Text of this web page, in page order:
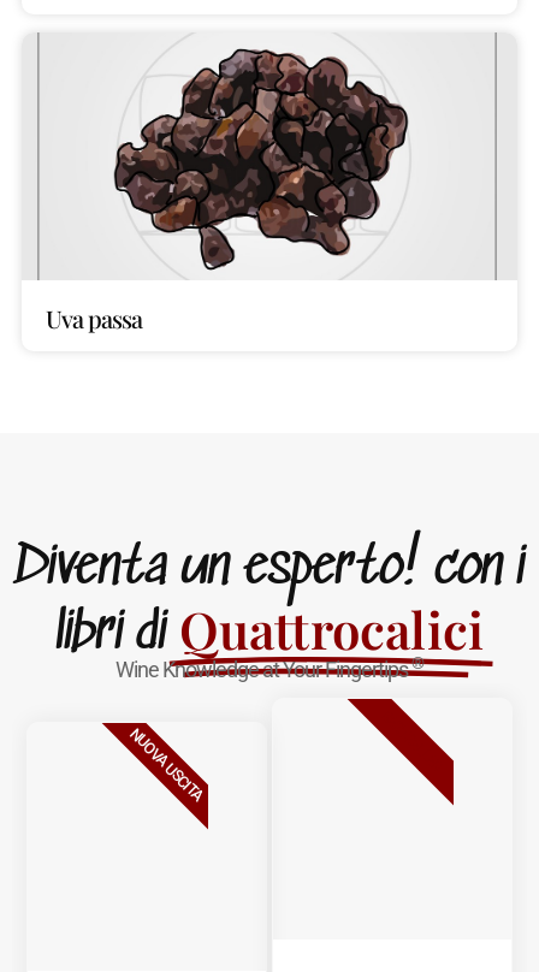
Uva passa
Diventa un esperto! con i
libri di Quattrocalici
Wine Knowledge at Your Fingertips®
NUOVA USCITA BESTSELLER